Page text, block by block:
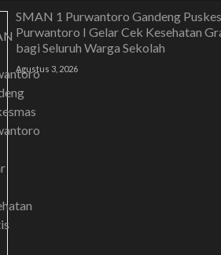
SMAN 1 Purwantoro Gandeng
Purwantoro I Gelar Cek Kesehatan
bagi Seluruh Warga Sekolah
Agustus 3, 2026